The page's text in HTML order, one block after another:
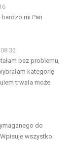
mi Pan
bez problemu,
kategorię
trwała może
do
wszystko: